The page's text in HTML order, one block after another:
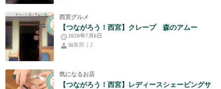
西宮グルメ
【つながろう！西宮】クレープ 森のアムー
2020年7月6日
編集部｜J
気になるお店
【つながろう！西宮】レディースシェービングサ